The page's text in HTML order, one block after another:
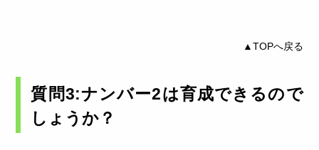
▲TOPへ戻る
質問3:ナンバー2は育成できるので
しょうか？